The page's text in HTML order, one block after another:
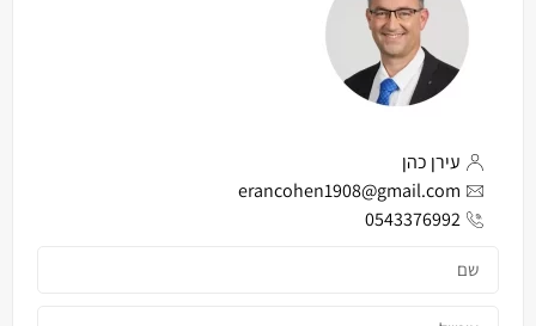
עירן כהן
erancohen1908@gmail.com
0543376992